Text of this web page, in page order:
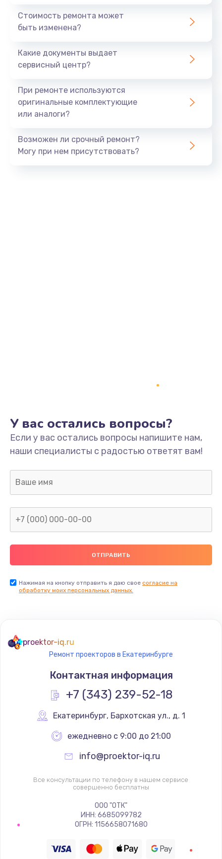
Стоимость ремонта может
быть изменена?
Какие документы выдает
сервисный центр?
При ремонте используются
оригинальные комплектующие
или аналоги?
Возможен ли срочный ремонт?
Могу при нем присутствовать?
У вас остались вопросы?
Если у вас остались вопросы напишите нам,
наши специалисты с радостью ответят вам!
Нажимая на кнопку отправить я даю свое согласие на
обработку моих персональных данных.
proektor-iq.ru
Ремонт проекторов в Екатеринбурге
Контактная информация
+7 (343) 239-52-18
Екатеринбург, Бархотская ул., д. 1
ежедневно с 9:00 до 21:00
info@proektor-iq.ru
Все консультации по телефону в нашем сервисе
совершенно бесплатны
ООО "ОТК"
ИНН: 6685099782
ОГРН: 1156658071680